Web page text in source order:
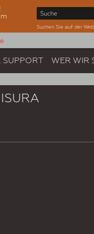
Suchen Sie auf der
e
SUPPORT WER WIR